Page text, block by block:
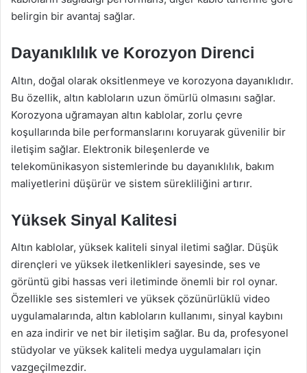
belirgin bir avantaj sağlar.
Dayanıklılık ve Korozyon Direnci
Altın, doğal olarak oksitlenmeye ve korozyona dayanıklıdır.
Bu özellik, altın kabloların uzun ömürlü olmasını sağlar.
Korozyona uğramayan altın kablolar, zorlu çevre
koşullarında bile performanslarını koruyarak güvenilir bir
iletişim sağlar. Elektronik bileşenlerde ve
telekomünikasyon sistemlerinde bu dayanıklılık, bakım
maliyetlerini düşürür ve sistem sürekliliğini artırır.
Yüksek Sinyal Kalitesi
Altın kablolar, yüksek kaliteli sinyal iletimi sağlar. Düşük
dirençleri ve yüksek iletkenlikleri sayesinde, ses ve
görüntü gibi hassas veri iletiminde önemli bir rol oynar.
Özellikle ses sistemleri ve yüksek çözünürlüklü video
uygulamalarında, altın kabloların kullanımı, sinyal kaybını
en aza indirir ve net bir iletişim sağlar. Bu da, profesyonel
stüdyolar ve yüksek kaliteli medya uygulamaları için
vazgeçilmezdir.